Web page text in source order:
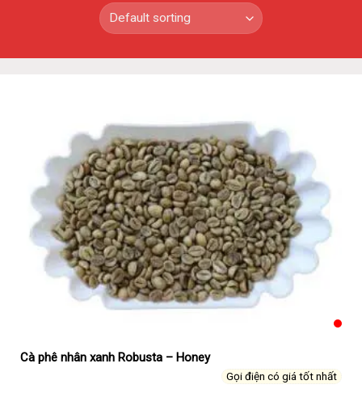
Cà phê nhân xanh Robusta – Honey
Gọi điện có giá tốt nhất